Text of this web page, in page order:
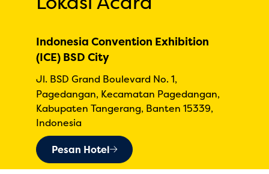
Indonesia Convention Exhibition
(ICE) BSD City
Jl. BSD Grand Boulevard No. 1,
Pagedangan, Kecamatan Pagedangan,
Kabupaten Tangerang, Banten 15339,
Indonesia
Pesan Hotel